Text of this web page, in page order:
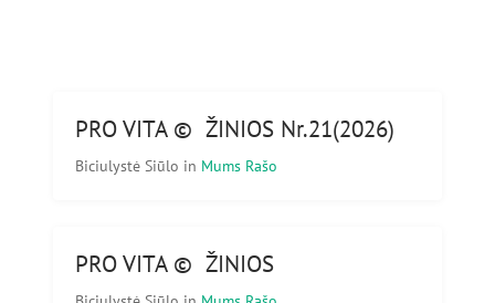
PRO VITA © ŽINIOS Nr.21(2026)
Biciulystė Siūlo in Mums Rašo
PRO VITA © ŽINIOS